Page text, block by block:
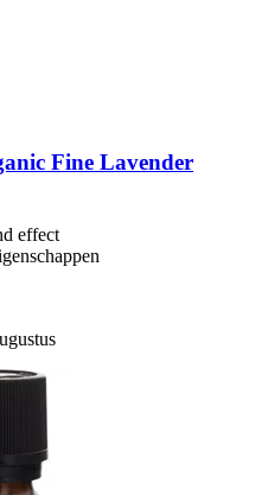
Fine Lavender
effect